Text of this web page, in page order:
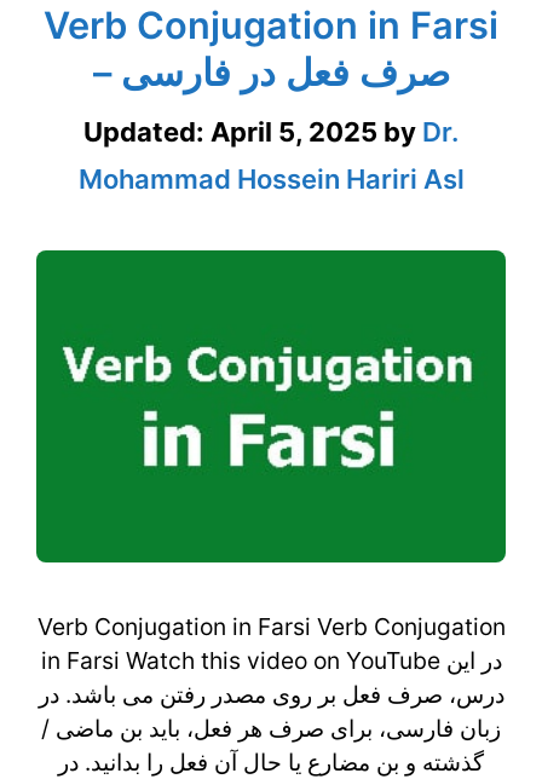
Verb Conjugation in Farsi
– صرف فعل در فارسی
Updated: April 5, 2025 by Dr.
Mohammad Hossein Hariri Asl
Verb Conjugation in Farsi Verb Conjugation
in Farsi Watch this video on YouTube در این
درس، صرف فعل بر روی مصدر رفتن می باشد. در
زبان فارسی، برای صرف هر فعل، باید بن ماضی /
گذشته و بن مضارع یا حال آن فعل را بدانید. در